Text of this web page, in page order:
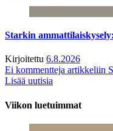
Starkin
Kirjoitettu 6.8.2026
Ei kommentteja artikkeliin
Lisää uutisia
Viikon luetuimmat